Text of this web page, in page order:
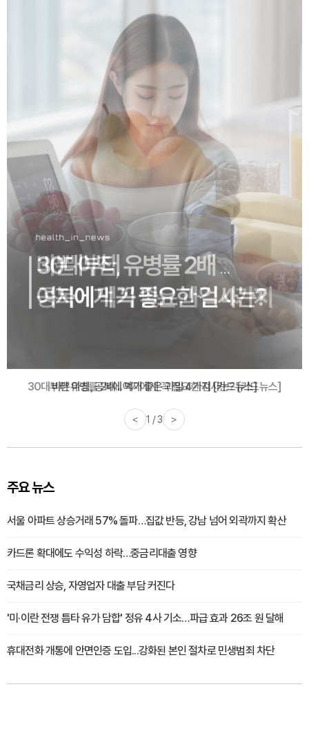
30대부터 유병률 2배...여자에게 꼭 필요한 검사는? [카드뉴스]
< 2 / 3 >
주요 뉴스
서울 아파트 상승거래 57% 돌파…집값 반등, 강남 넘어 외곽까지 확산
카드론 확대에도 수익성 하락…중금리대출 영향
국채금리 상승, 자영업자 대출 부담 커진다
'미·이란 전쟁 틈타 유가 담합' 정유 4사 기소…파급 효과 26조 원 달해
휴대전화 개통에 안면인증 도입...강화된 본인 절차로 민생범죄 차단